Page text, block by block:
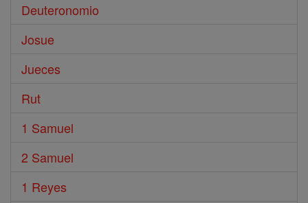
Deuteronomio
Josue
Jueces
Rut
1 Samuel
2 Samuel
1 Reyes